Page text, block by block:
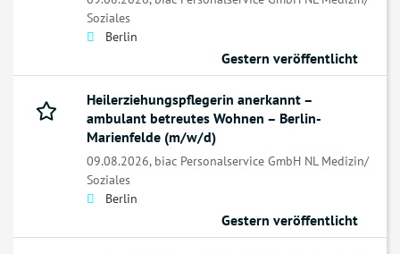
Soziales
Berlin
Gestern veröffentlicht
Heilerziehungspflegerin anerkannt –
ambulant betreutes Wohnen – Berlin-
Marienfelde (m/w/d)
09.08.2026, biac Personalservice GmbH NL Medizin/
Soziales
Berlin
Gestern veröffentlicht